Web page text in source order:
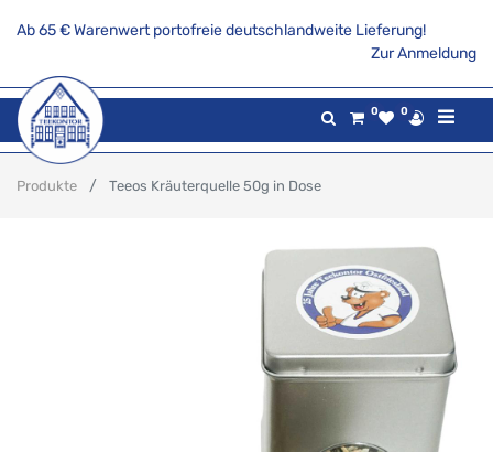
Ab 65 € Warenwert portofreie deutschlandweite Lieferung!
Zur Anmeldung
0 0
Produkte Teeos Kräuterquelle 50g in Dose